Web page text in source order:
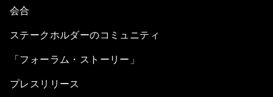
会合
ステークホルダーのコミュニティ
「フォーラム・ストーリー」
プレスリリース